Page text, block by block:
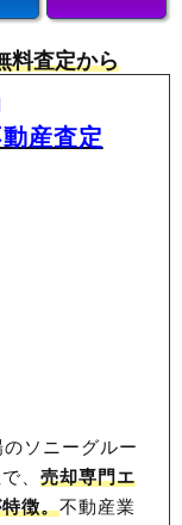
料査定から
産査定
ソニーグルー
、売却専門エ
徴。不動産業